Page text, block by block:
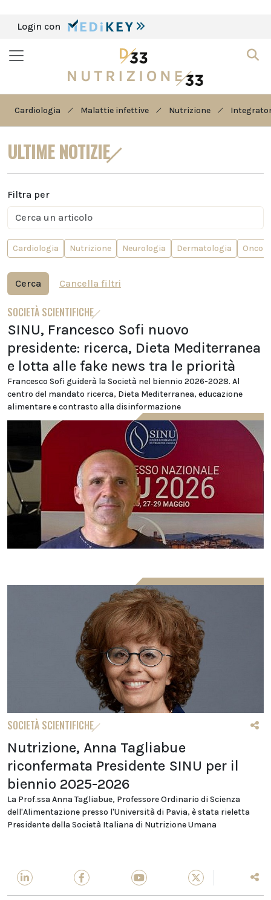
Login con
Cardiologia Malattie infettive Nutrizione
ULTIME NOTIZIE
Filtra per
Cardiologia Nutrizione Neurologia Dermatologia
Cerca Cancella filtri
SOCIETÀ SCIENTIFICHE
SINU, Francesco Sofi nuovo
presidente: ricerca, Dieta Mediterranea
e lotta alle fake news tra le priorità
Francesco Sofi guiderà la Società nel biennio 2026-2028. Al
centro del mandato ricerca, Dieta Mediterranea, educazione
alimentare e contrasto alla disinformazione
SOCIETÀ SCIENTIFICHE
Nutrizione, Anna Tagliabue
riconfermata Presidente SINU per il
biennio 2025-2026
La Prof.ssa Anna Tagliabue, Professore Ordinario di Scienza
dell'Alimentazione presso l'Università di Pavia, è stata rieletta
Presidente della Società Italiana di Nutrizione Umana